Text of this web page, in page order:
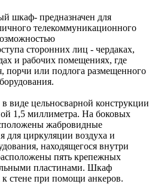
шкаф- предназначен для
телекоммуникационного
сторонних лиц - чердаках,
и рабочих помещениях, где
порчи или подлога размещенного
виде цельносварной конструкции
1,5 миллиметра. На боковых
жабровидные
для циркуляции воздуха и
находящегося внутри
пять крепежных
пластинами. Шкаф
стене при помощи анкеров.